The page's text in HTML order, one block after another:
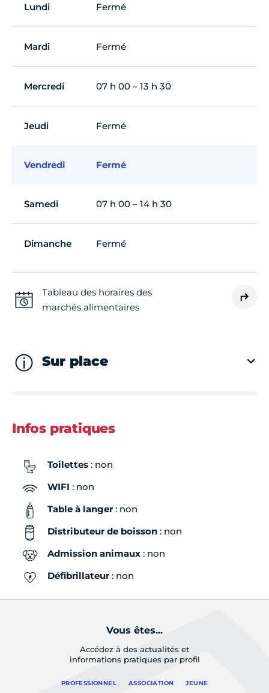
Lundi Fermé
Mardi Fermé
Mercredi 07 h 00 – 13 h 30
Jeudi Fermé
Vendredi Fermé
Samedi 07 h 00 – 14 h 30
Dimanche Fermé
Tableau des horaires des
marchés alimentaires
Sur place
Infos pratiques
Toilettes : non
WIFI : non
Table à langer: non
Distributeur de boisson : non
Admission animaux : non
Défibrillateur: non
Vous êtes...
Accédez à des actualités et
informations pratiques par profil
PROFESSIONNEL ASSOCIATION JEUNE